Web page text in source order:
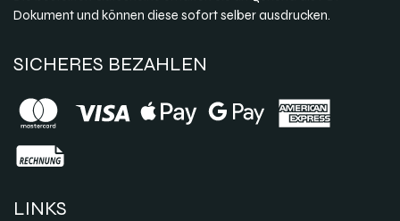
Dokument und können diese sofort selber ausdrucken.
SICHERES BEZAHLEN
LINKS